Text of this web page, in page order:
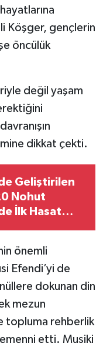
Köşger, gençlerin
öncülük
değil yaşam
dikkat çekti.
Geliştirilen
Nohut
İlk Hasat
önemli
Efendi’yi de
dokunan din
mezun
topluma rehberlik
etti. Musiki